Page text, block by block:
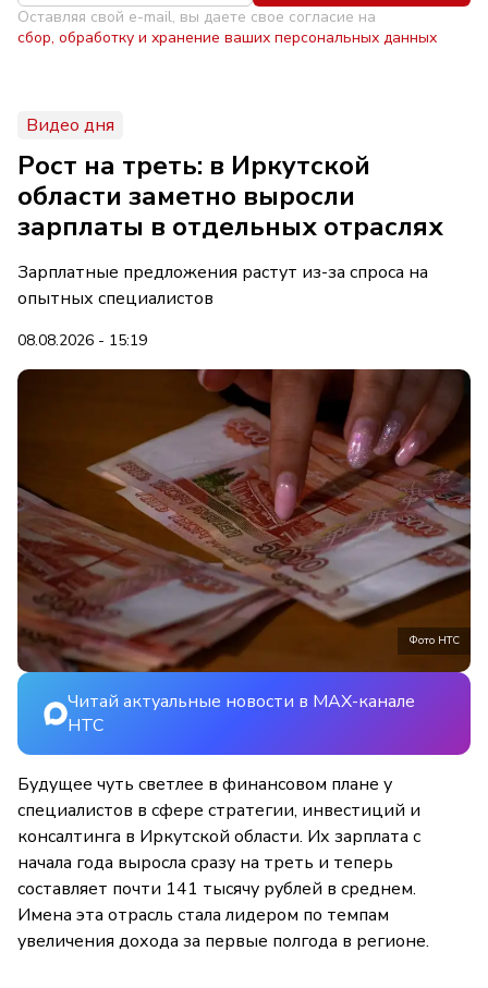
Оставляя свой e-mail, вы даете свое согласие на
сбор, обработку и хранение ваших персональных данных
Видео дня
Рост на треть: в Иркутской
области заметно выросли
зарплаты в отдельных отраслях
Зарплатные предложения растут из-за спроса на
опытных специалистов
08.08.2026 - 15:19
Фото НТС
Читай актуальные новости в MAX-канале
НТС
Будущее чуть светлее в финансовом плане у
специалистов в сфере стратегии, инвестиций и
консалтинга в Иркутской области. Их зарплата с
начала года выросла сразу на треть и теперь
составляет почти 141 тысячу рублей в среднем.
Имена эта отрасль стала лидером по темпам
увеличения дохода за первые полгода в регионе.